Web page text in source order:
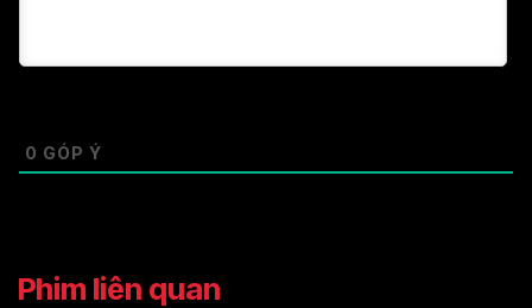
0 GÓP Ý
Phim liên quan